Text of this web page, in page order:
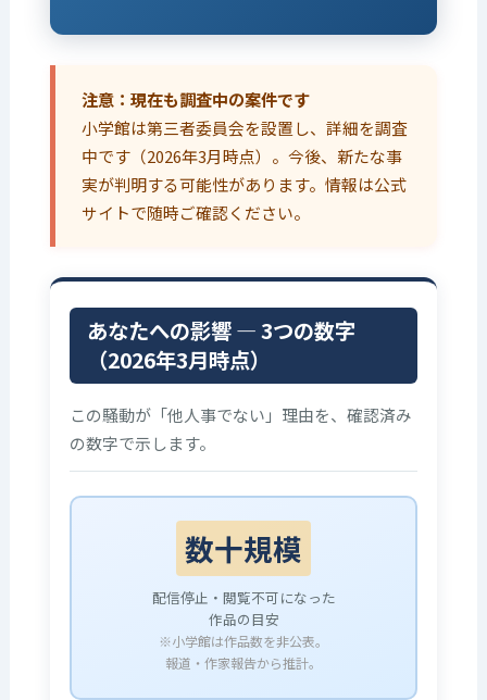
注意：現在も調査中の案件です
小学館は第三者委員会を設置し、詳細を調査
中です（2026年3月時点）。今後、新たな事
実が判明する可能性があります。情報は公式
サイトで随時ご確認ください。
あなたへの影響 ― 3つの数字
（2026年3月時点）
この騒動が「他人事でない」理由を、確認済み
の数字で示します。
数十規模
配信停止・閲覧不可になった
作品の目安
※小学館は作品数を非公表。
報道・作家報告から推計。